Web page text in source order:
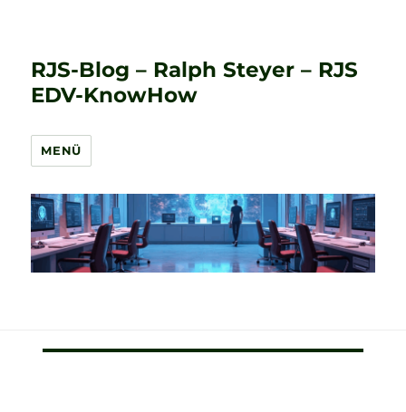
RJS-Blog – Ralph Steyer – RJS
EDV-KnowHow
MENÜ